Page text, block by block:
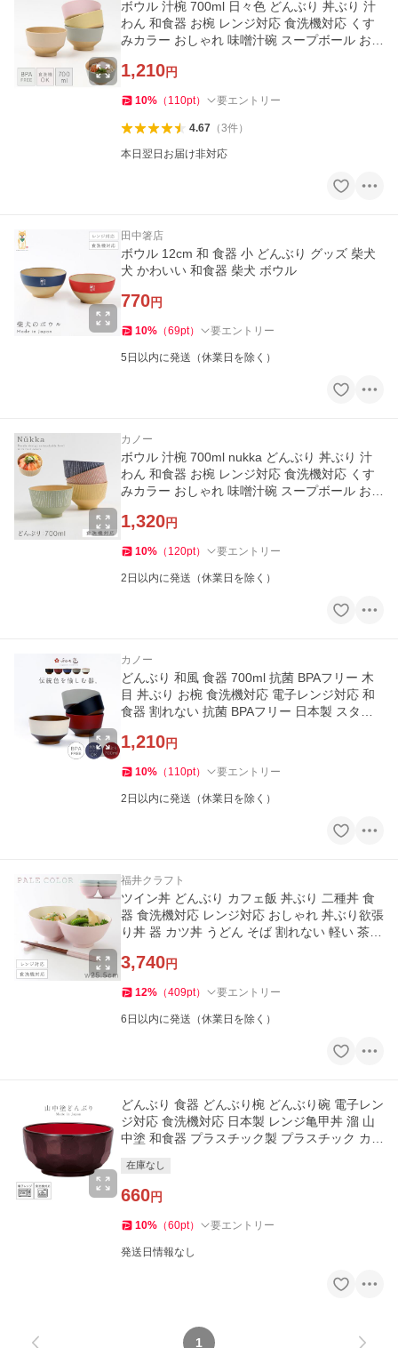
ボウル 汁椀 700ml 日々色 どんぶり 丼ぶり 汁
わん 和食器 お椀 レンジ対応 食洗機対応 くす
みカラー おしゃれ 味噌汁碗 スープボール おわ
1,210円
10% （ 110pt） 要エントリー
4.67（3件）
本日翌日お届け非対応
田中箸店
ボウル 12cm 和 食器 小 どんぶり グッズ 柴犬
犬 かわいい 和食器 柴犬 ボウル
770円
10% （69pt） 要エントリー
5日以内に発送（休業日を除く）
カノー
ボウル 汁椀 700ml nukka どんぶり 丼ぶり 汁
わん 和食器 お椀 レンジ対応 食洗機対応 くす
みカラー おしゃれ 味噌汁碗 スープボール おわ
1,320円
10% （ 120pt） 要エントリー
2日以内に発送（休業日を除く）
カノー
どんぶり 和風 食器 700ml 抗菌 BPAフリー 木
目 丼ぶり お椀 食洗機対応 電子レンジ対応 和
食器 割れない 抗菌 BPAフリー 日本製 スタッ
1,210円
10% （ 110pt） 要エントリー
2日以内に発送（休業日を除く）
福井クラフト
ツイン丼 どんぶり カフェ飯 丼ぶり 二種丼 食
器 食洗機対応 レンジ対応 おしゃれ 丼ぶり欲張
り丼 器 カツ丼 うどん そば 割れない 軽い 茶碗
3,740円
12% （409pt） 要エントリー
6日以内に発送（休業日を除く）
どんぶり 食器 どんぶり椀 どんぶり碗 電子レン
ジ対応 食洗機対応 日本製 レンジ亀甲丼 溜 山
中塗 和食器 プラスチック製 プラスチック カツ
在庫なし
660円
10% （60pt） 要エントリー
発送日情報なし
1